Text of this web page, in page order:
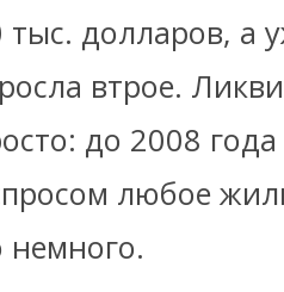
тыс. долларов, а
втрое.
до 2008
любое